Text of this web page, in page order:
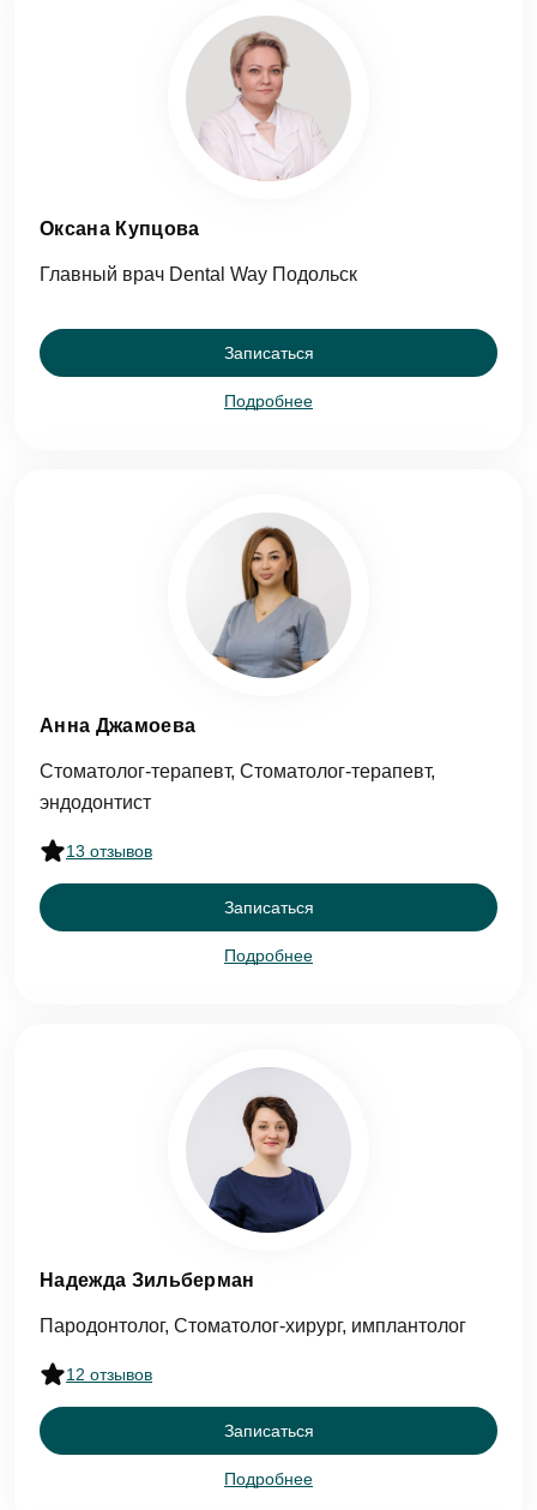
Оксана Купцова
Главный врач Dental Way Подольск
Записаться
Подробнее
Анна Джамоева
Стоматолог-терапевт, Стоматолог-терапевт,
эндодонтист
13 отзывов
Записаться
Подробнее
Надежда Зильберман
Пародонтолог, Стоматолог-хирург, имплантолог
12 отзывов
Записаться
Подробнее
Задать вопрос
Оставить отзыв